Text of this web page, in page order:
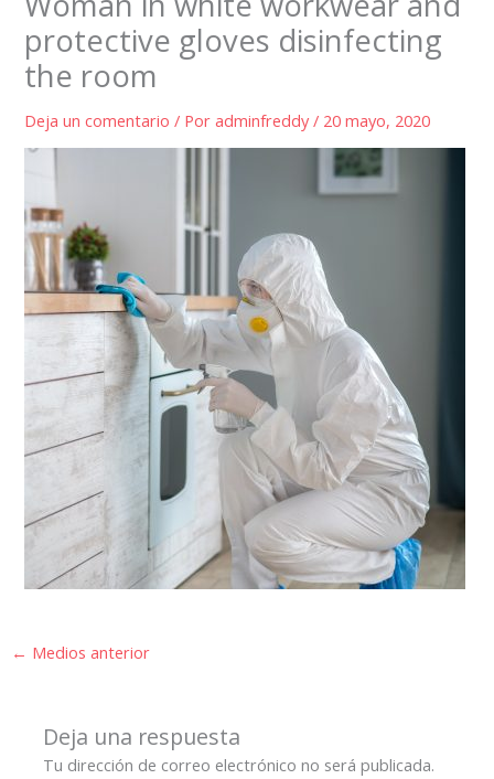
protective gloves disinfecting
the room
Deja un comentario / Poradminfreddy/ 20 mayo, 2020
← Medios anterior
Deja una respuesta
Tu dirección de correo electrónico no será publicada.